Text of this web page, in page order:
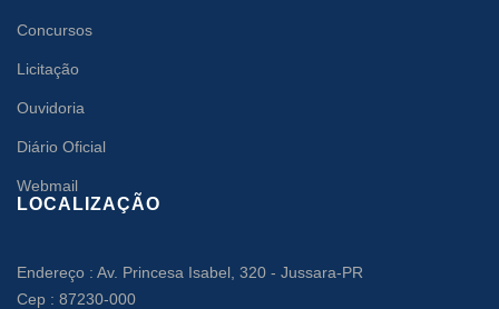
Concursos
Licitação
Ouvidoria
Diário Oficial
Webmail
LOCALIZAÇÃO
Endereço : Av. Princesa Isabel, 320 - Jussara-PR
Cep : 87230-000